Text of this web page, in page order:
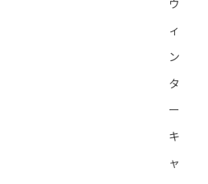
ウ
ィ
ン
タ
ー
キ
ャ